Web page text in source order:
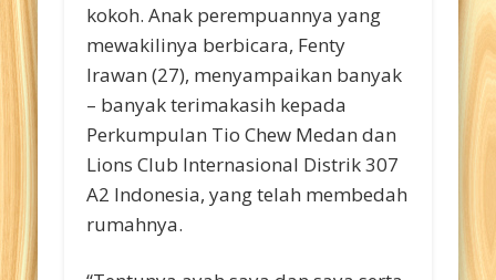
kokoh. Anak perempuannya yang
mewakilinya berbicara, Fenty
Irawan (27), menyampaikan banyak
– banyak terimakasih kepada
Perkumpulan Tio Chew Medan dan
Lions Club Internasional Distrik 307
A2 Indonesia, yang telah membedah
rumahnya.